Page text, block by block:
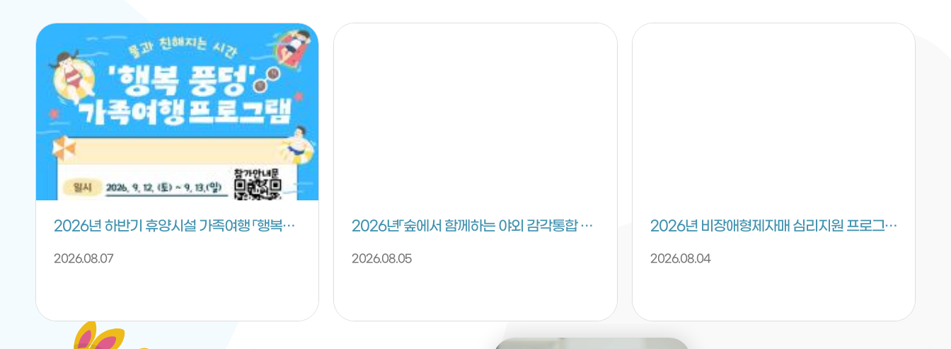
공공재활
2026년 하반기 휴양시설 가족여행 「행복풍덩」 프로그램 안내
2026.08.07
2026년「숲에서 함께하는 야외 감각통합 프로그램」 안내
2026.08.05
2026년 비장애형제자매 심리지원 프로그램 안내
2026.08.04